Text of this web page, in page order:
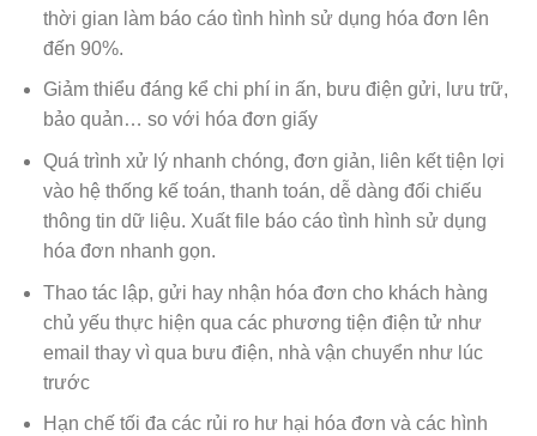
thời gian làm báo cáo tình hình sử dụng hóa đơn lên
đến 90%.
Giảm thiểu đáng kể chi phí in ấn, bưu điện gửi, lưu trữ,
bảo quản… so với hóa đơn giấy
Quá trình xử lý nhanh chóng, đơn giản, liên kết tiện lợi
vào hệ thống kế toán, thanh toán, dễ dàng đối chiếu
thông tin dữ liệu. Xuất file báo cáo tình hình sử dụng
hóa đơn nhanh gọn.
Thao tác lập, gửi hay nhận hóa đơn cho khách hàng
chủ yếu thực hiện qua các phương tiện điện tử như
email thay vì qua bưu điện, nhà vận chuyển như lúc
trước
Hạn chế tối đa các rủi ro hư hại hóa đơn và các hình